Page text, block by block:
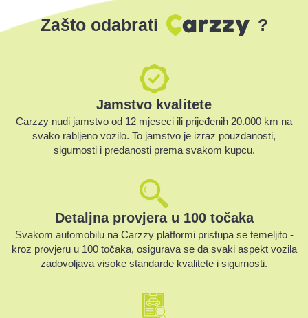
Zašto odabrati ?
Jamstvo kvalitete
Carzzy nudi jamstvo od 12 mjeseci ili prijeđenih 20.000 km na
svako rabljeno vozilo. To jamstvo je izraz pouzdanosti,
sigurnosti i predanosti prema svakom kupcu.
Detaljna provjera u 100 točaka
Svakom automobilu na Carzzy platformi pristupa se temeljito -
kroz provjeru u 100 točaka, osigurava se da svaki aspekt vozila
zadovoljava visoke standarde kvalitete i sigurnosti.